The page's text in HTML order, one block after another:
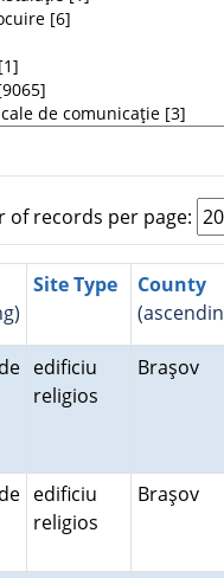
of records per page:
Site Type
County
edificiu
religios
Braşov
edificiu
religios
Braşov